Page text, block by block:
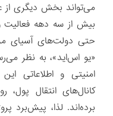
می‌تواند بخش دیگری از
بیش از سه دهه
حتی دولت‌های آسیای
«یو اس‌اید»، به نظر
امنیتی و اطلاعاتی
کانال‌های انتقال
برده‌اند. لذا، پیش‌برد